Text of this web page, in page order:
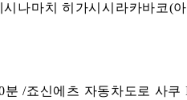
나마치 히가시시라카바코(
/죠신에츠 자동차도로 사쿠